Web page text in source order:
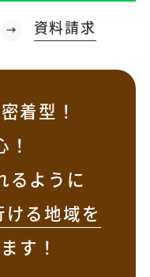
資料請求
着型！
るように
る地域を
す！